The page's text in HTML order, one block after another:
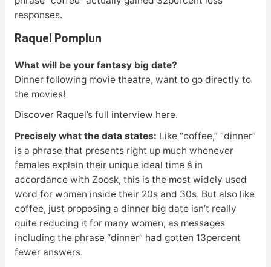
responses.
Raquel Pomplun
What will be your fantasy big date?
Dinner following movie theatre, want to go directly to
the movies!
Discover Raquel’s full interview here.
Precisely what the data states: Like “coffee,” “dinner”
is a phrase that presents right up much whenever
females explain their unique ideal time â in
accordance with Zoosk, this is the most widely used
word for women inside their 20s and 30s. But also like
coffee, just proposing a dinner big date isn’t really
quite reducing it for many women, as messages
including the phrase “dinner” had gotten 13percent
fewer answers.